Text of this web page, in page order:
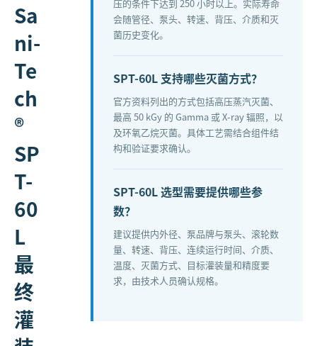
Sa
ni-
Te
ch
®
SP
T-
60
L
最
终
灌
压的条件下达到 250 小时以上。实际寿命
会随管径、泵头、转速、背压、介质和灭
菌历史变化。
SPT-60L 支持哪些灭菌方式？
官方资料列出的方式包括高压蒸汽灭菌、
最高 50 kGy 的 Gamma 或 X-ray 辐照，以
及环氧乙烷灭菌。具体工艺需结合组件结
构和验证要求确认。
SPT-60L 选型需要提供哪些参
数？
建议提供内外径、泵品牌与泵头、滚轮数
量、转速、背压、连续运行时间、介质、
温度、灭菌方式、目标灌装量和精度要
求，由技术人员确认规格。